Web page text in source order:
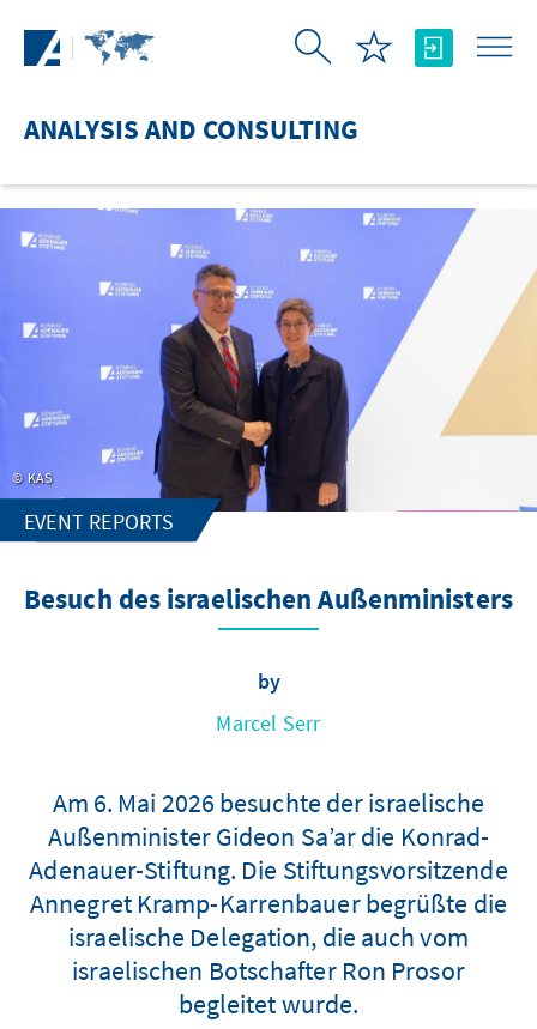
ANALYSIS AND CONSULTING
KAS
EVENT REPORTS
Besuch des israelischen Außenministers
by
Marcel Serr
Am 6. Mai 2026 besuchte der israelische
Außenminister Gideon Sa’ar die Konrad-
Adenauer-Stiftung. Die Stiftungsvorsitzende
Annegret Kramp-Karrenbauer begrüßte die
israelische Delegation, die auch vom
israelischen Botschafter Ron Prosor
begleitet wurde.